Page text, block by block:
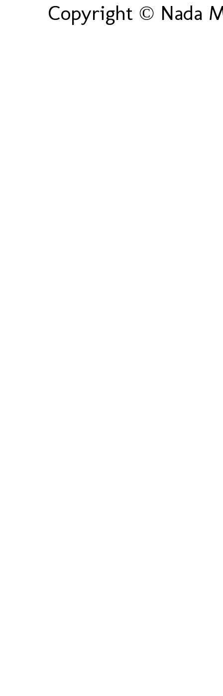
Copyright © Nada